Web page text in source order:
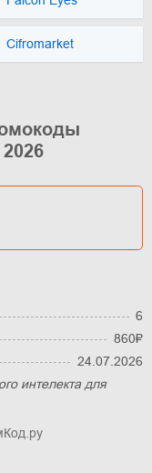
Cifromarket
6
860₽
24.07.2026
интелекта для